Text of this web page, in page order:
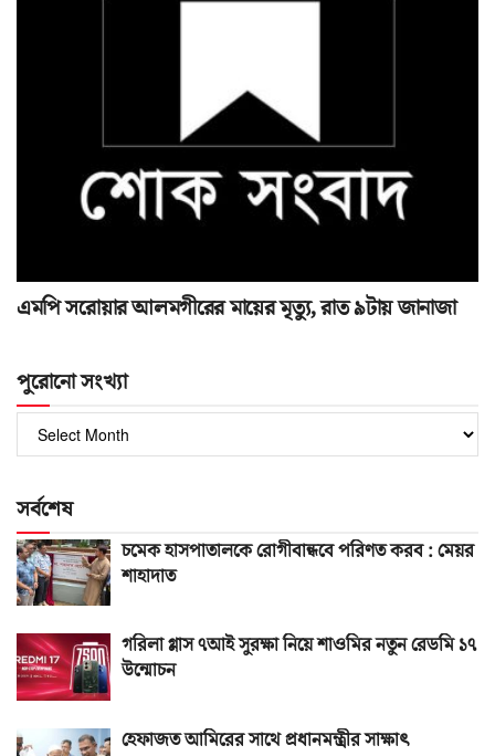
এমপি সরোয়ার আলমগীরের মায়ের মৃত্যু, রাত ৯টায় জানাজা
পুরোনো সংখ্যা
সংখ্যা
সর্বশেষ
চমেক হাসপাতালকে রোগীবান্ধবে পরিণত করব : মেয়র
শাহাদাত
গরিলা গ্লাস ৭আই সুরক্ষা নিয়ে শাওমির নতুন রেডমি ১৭
উন্মোচন
হেফাজত আমিরের সাথে প্রধানমন্ত্রীর সাক্ষাৎ